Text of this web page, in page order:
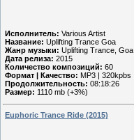
Исполнитель: Various Artist
Название: Uplifting Trance Goa
Жанр музыки: Uplifting Trance, Goa
Дата релиза: 2015
Количество композиций: 60
Формат | Качество: MP3 | 320kpbs
Продолжительность: 08:18:26
Размер: 1110 mb (+3%)
Euphoric Trance Ride (2015)